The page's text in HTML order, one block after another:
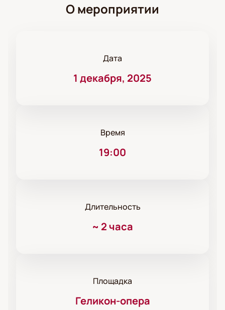
О мероприятии
Дата
1 декабря, 2025
Время
19:00
Длительность
~ 2 часа
Площадка
Геликон-опера